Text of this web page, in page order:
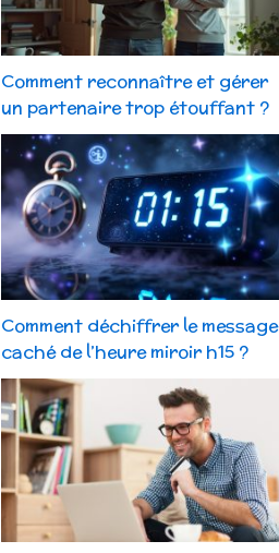
Comment reconnaître et gérer
un partenaire trop étouffant ?
Comment déchiffrer le message
caché de l’heure miroir h15 ?